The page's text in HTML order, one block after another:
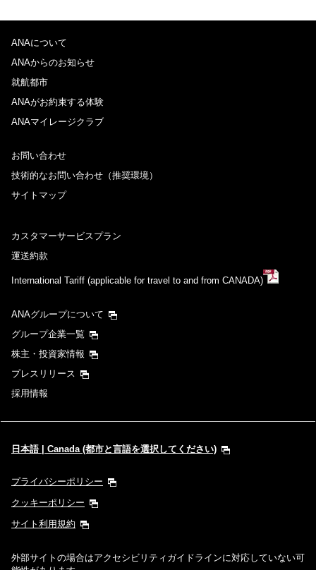
ANAについて
ANAからのお知らせ
就航都市
ANAがお約束する体験
ANAマイレージクラブ
お問い合わせ
技術的なお問い合わせ（推奨環境）
サイトマップ
カスタマーサービスプラン
運送約款
International Tariff (applicable for travel to and from CANADA)
ANAグループについて
グループ企業一覧
株主・投資家情報
プレスリリース
採用情報
日本語 | Canada (都市と言語を選択してください)
プライバシーポリシー
クッキーポリシー
サイト利用規約
外部サイトの場合はアクセシビリティガイドラインに対応していない可